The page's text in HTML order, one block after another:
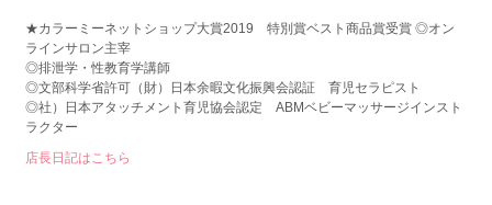
★カラーミーネットショップ大賞2019 特別賞ベスト商品賞受賞 ◎オン
ラインサロン主宰
◎排泄学・性教育学講師
◎文部科学省許可（財）日本余暇文化振興会認証 育児セラピスト
◎社）日本アタッチメント育児協会認定 ABMベビーマッサージインスト
ラクター
店長日記はこちら